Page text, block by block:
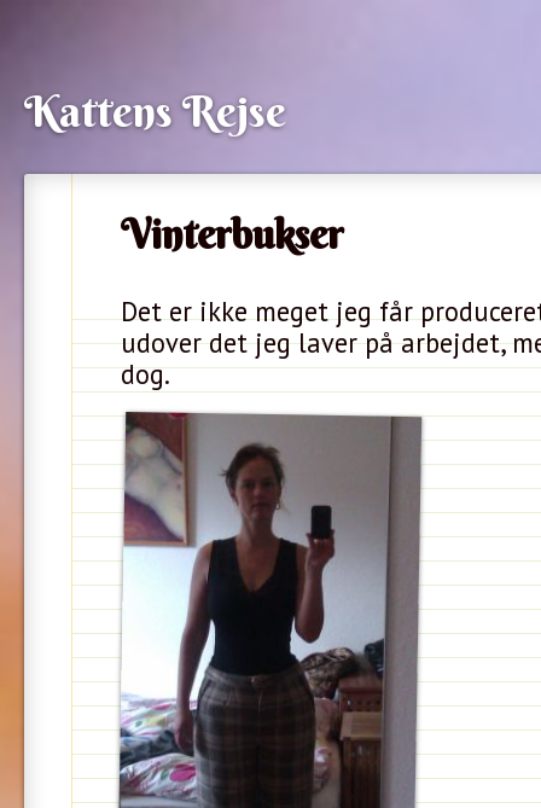
Kattens Rejse
Vinterbukser
Det er ikke meget jeg får
udover det jeg laver på arbejdet,
dog.